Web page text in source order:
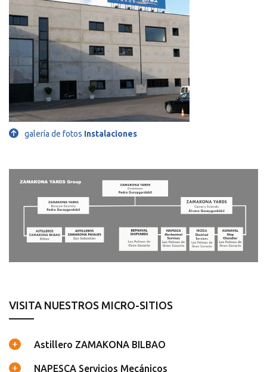
galería de fotos Instalaciones
VISITA NUESTROS MICRO-SITIOS
Astillero ZAMAKONA BILBAO
NAPESCA Servicios Mecánicos